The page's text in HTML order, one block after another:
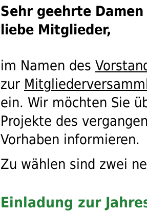
Sehr geehrte
liebe Mitglieder,
im Namen des
zur
ein. Wir möchten Sie
Projekte des
Vorhaben informieren.
Zu wählen sind zwei
Einladung zur